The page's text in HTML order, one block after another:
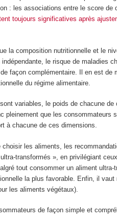
: les associations entre le score de
toujours significatives après
la composition nutritionnelle et le
le risque de maladies
façon complémentaire. Il en est de
du régime alimentaire.
variables, le poids de chacune
pleinement que les consommateurs
à chacune de ces dimensions.
choisir les aliments, les
transformés », en privilégiant
tout consommer un aliment
la plus favorable. Enfin, il
les aliments végétaux).
de façon simple et